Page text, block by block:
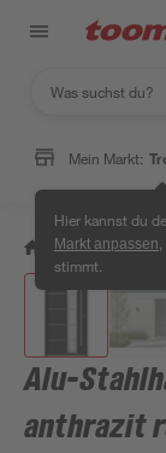
Mein Markt:
Hier kannst du
Markt anpassen
stimmt.
/ Bauen &
Alu-
anthrazit